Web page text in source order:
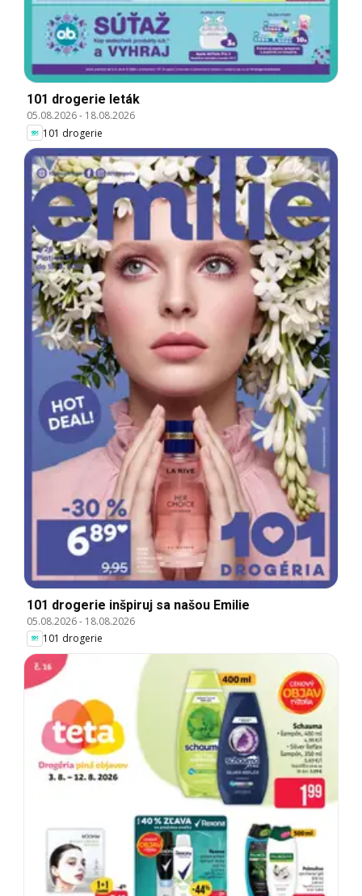
101 drogerie leták
05.08.2026- 18.08.2026
101 drogerie
101 drogerie inšpiruj sa našou Emilie
05.08.2026- 18.08.2026
101 drogerie